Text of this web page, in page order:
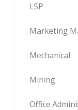
LSP
Marketing
Mechanical
Mining
Office